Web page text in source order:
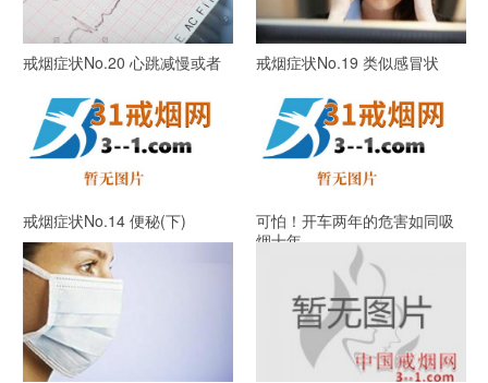
戒烟症状No.20 心跳减慢或者
戒烟症状No.19 类似感冒状
戒烟症状No.14 便秘(下)
可怕！开车两年的危害如同吸
烟十年